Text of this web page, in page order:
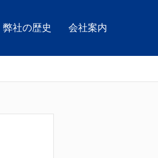
弊社の歴史 会社案内